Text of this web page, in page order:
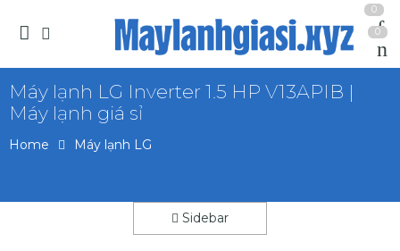
0
0
Máy lạnh LG Inverter 1.5 HP V13APIB |
Máy lạnh giá sỉ
Home Máy lạnh LG
Sidebar